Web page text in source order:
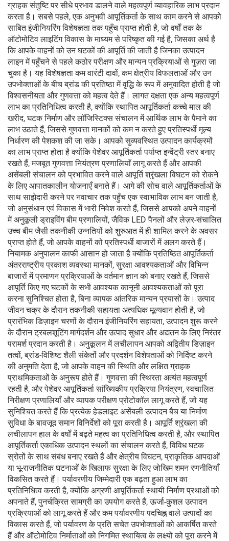
ग्राहक संतुष्टि पर सीधे प्रभाव डालने वाले महत्वपूर्ण व्यावहारिक लाभ प्रदान
करता है। सबसे पहले, एक अनुभवी आपूर्तिकर्ता के साथ काम करने से आपको
साबित इंजीनियरिंग विशेषज्ञता तक पहुँच प्राप्त होती है, जो वर्षों तक के
ऑटोमोटिव लाइटिंग विकास के माध्यम से परिष्कृत की गई है, जिसका अर्थ है
कि आपके वाहनों को उन घटकों की आपूर्ति की जाती है जिनका उत्पादन
लाइन में पहुँचने से पहले कठोर परीक्षण और मान्यन प्रक्रियाओं से गुज़रा जा
चुका है। यह विशेषज्ञता कम वारंटी दावों, कम क्षेत्रीय विफलताओं और उन
उपभोक्ताओं के बीच ब्रांड की प्रतिष्ठा में वृद्धि के रूप में अनुवादित होती है जो
विश्वसनीयता और गुणवत्ता को महत्व देते हैं। लागत दक्षता एक अन्य महत्वपूर्ण
लाभ का प्रतिनिधित्व करती है, क्योंकि स्थापित आपूर्तिकर्ता कच्चे माल की
खरीद, घटक निर्माण और लॉजिस्टिक्स संचालन में आर्थिक लाभ के पैमाने का
लाभ उठाते हैं, जिससे गुणवत्ता मानकों को कम न करते हुए प्रतिस्पर्धी मूल्य
निर्धारण की पेशकश की जा सके। आपको सुव्यवस्थित उत्पादन कार्यक्रमों
का लाभ प्राप्त होता है क्योंकि पेशेवर आपूर्तिकर्ता पर्याप्त इन्वेंट्री स्तर बनाए
रखते हैं, मजबूत गुणवत्ता नियंत्रण प्रणालियाँ लागू करते हैं और आपकी
असेंबली संचालन को प्रभावित करने वाले आपूर्ति श्रृंखला विघटन को रोकने
के लिए आपातकालीन योजनाएँ बनाते हैं। आगे की सोच वाले आपूर्तिकर्ताओं के
साथ साझेदारी करने पर नवाचार तक पहुँच एक स्वाभाविक लाभ बन जाती है,
जो अनुसंधान एवं विकास में भारी निवेश करते हैं, जिससे आपको अपने वाहनों
में अनुकूली ड्राइविंग बीम प्रणालियों, जैविक LED पैनलों और लेज़र-संचालित
उच्च बीम जैसी तकनीकी उन्नतियों को शुरुआत में ही शामिल करने के अवसर
प्राप्त होते हैं, जो आपके वाहनों को प्रतिस्पर्धी बाजारों में अलग करते हैं।
नियामक अनुपालन काफी आसान हो जाता है क्योंकि प्रतिष्ठित आपूर्तिकर्ता
अंतरराष्ट्रीय प्रकाश व्यवस्था मानकों, सुरक्षा आवश्यकताओं और विभिन्न
बाजारों में प्रमाणन प्रक्रियाओं के वर्तमान ज्ञान को बनाए रखते हैं, जिससे
आपूर्ति किए गए घटकों के सभी आवश्यक कानूनी आवश्यकताओं को पूरा
करना सुनिश्चित होता है, बिना व्यापक आंतरिक मान्यन प्रयासों के। उत्पाद
जीवन चक्र के दौरान तकनीकी सहायता अत्यधिक मूल्यवान होती है, जो
प्रारंभिक डिज़ाइन चरणों के दौरान इंजीनियरिंग सहायता, उत्पादन शुरू करने
के दौरान ट्रबलशूटिंग मार्गदर्शन और उत्पाद सुधार और अद्यतन के लिए निरंतर
परामर्श प्रदान करती है। अनुकूलन में लचीलापन आपको अद्वितीय डिज़ाइन
तत्वों, ब्रांड-विशिष्ट शैली संकेतों और प्रदर्शन विशेषताओं को निर्दिष्ट करने
की अनुमति देता है, जो आपके वाहन की स्थिति और लक्षित ग्राहक
प्राथमिकताओं के अनुरूप होते हैं। गुणवत्ता की स्थिरता अत्यंत महत्वपूर्ण
रहती है, और पेशेवर आपूर्तिकर्ता सांख्यिकीय प्रक्रिया नियंत्रण, स्वचालित
निरीक्षण प्रणालियाँ और व्यापक परीक्षण प्रोटोकॉल लागू करते हैं, जो यह
सुनिश्चित करते हैं कि प्रत्येक हेडलाइट असेंबली उत्पादन बैच या निर्माण
सुविधा के बावजूद समान विनिर्देशों को पूरा करती है। आपूर्ति श्रृंखला की
लचीलापन हाल के वर्षों में बढ़ते महत्व का प्रतिनिधित्व करती है, और स्थापित
आपूर्तिकर्ता एकाधिक उत्पादन स्थलों का संचालन करते हैं, विविध घटक
स्रोतों के साथ संबंध बनाए रखते हैं और क्षेत्रीय विघटन, प्राकृतिक आपदाओं
या भू-राजनीतिक घटनाओं के खिलाफ सुरक्षा के लिए जोखिम शमन रणनीतियाँ
विकसित करते हैं। पर्यावरणीय जिम्मेदारी एक बढ़ता हुआ लाभ का
प्रतिनिधित्व करती है, क्योंकि अग्रणी आपूर्तिकर्ता स्थायी निर्माण प्रथाओं को
अपनाते हैं, पुनर्चक्रित सामग्री का उपयोग करते हैं, ऊर्जा-कुशल उत्पादन
प्रक्रियाओं को लागू करते हैं और कम पर्यावरणीय पदचिह्न वाले उत्पादों का
विकास करते हैं, जो पर्यावरण के प्रति सचेत उपभोक्ताओं को आकर्षित करते
हैं और ऑटोमोटिव निर्माताओं को निगमित स्थायित्व के लक्ष्यों को पूरा करने में